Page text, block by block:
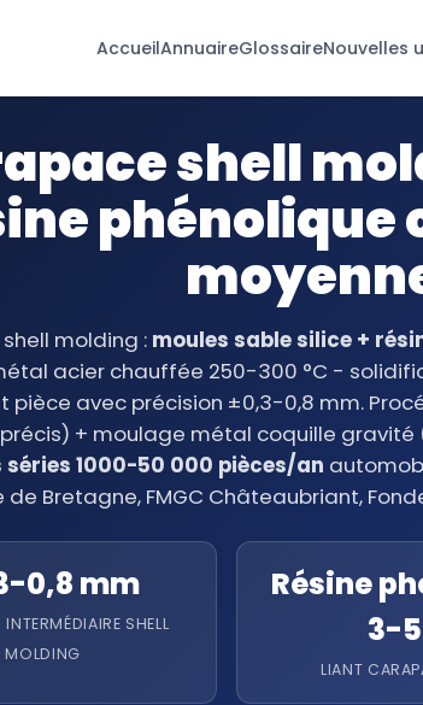
AccueilAnnuaireGlossaireNouvelles
shell
phénolique
molding : moules sable silice +
acier chauffée 250-300 °C -
pièce avec précision ±0,3-0,8 mm.
+ moulage métal coquille gravité
séries 1000-50 000 pièces/an
de Bretagne, FMGC Châteaubriant,
0,8 mm
SHELL
MOLDING
Résine
3-
LIANT